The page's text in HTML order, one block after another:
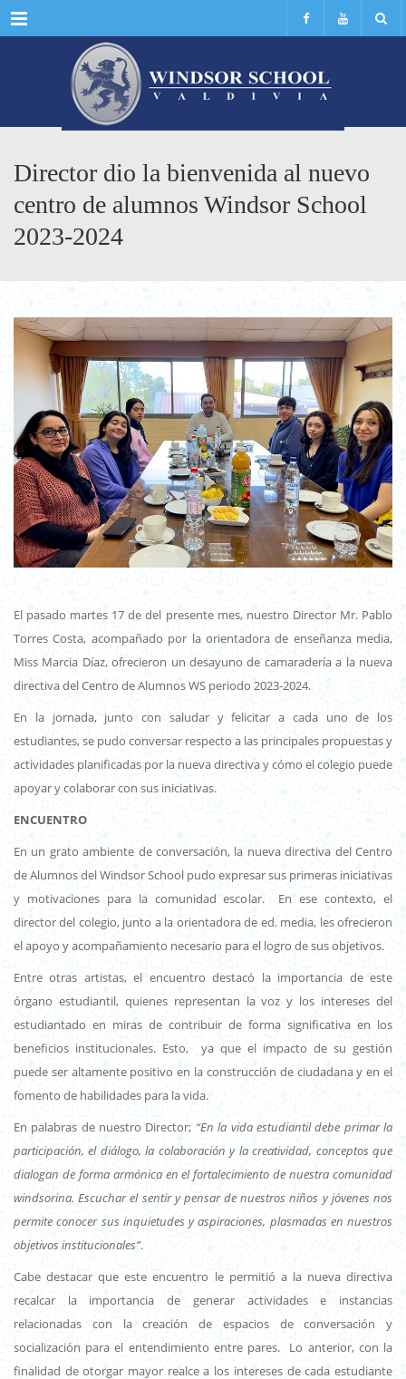
Menu
Director dio la bienvenida al nuevo
centro de alumnos Windsor School
2023-2024
El pasado martes 17 de del presente mes, nuestro Director Mr. Pablo
Torres Costa, acompañado por la orientadora de enseñanza media,
Miss Marcia Díaz, ofrecieron un desayuno de camaradería a la nueva
directiva delCentro de Alumnos WS periodo 2023-2024.
En la jornada, junto con saludar y felicitar a cada uno de los
estudiantes, se pudo conversar respecto a las principales propuestas y
actividades planificadas por la nueva directiva y cómo el colegio puede
apoyar y colaborar con sus iniciativas.
ENCUENTRO
En un grato ambiente de conversación, la nueva directiva del Centro
de Alumnos del Windsor School pudo expresar sus primeras iniciativas
y motivaciones para la comunidad escolar. En ese contexto, el
director del colegio, junto a la orientadora de ed. media, les ofrecieron
el apoyo y acompañamiento necesario para el logro de sus objetivos.
Entre otras artistas, el encuentro destacó la importancia de este
órgano estudiantil, quienes representan la voz y los intereses del
estudiantado en miras de contribuir de forma significativa en los
beneficios institucionales. Esto, ya que el impacto de su gestión
puede ser altamente positivo en la construcción de ciudadana y en el
fomento de habilidades para la vida.
En palabras de nuestro Director;“En la vida estudiantil debe primar la
participación, el diálogo, la colaboración y la creatividad, conceptos que
dialogan de forma armónica en el fortalecimiento de nuestra comunidad
windsorina. Escuchar el sentir y pensar de nuestros niños y jóvenes nos
permite conocer sus inquietudes y aspiraciones, plasmadas en nuestros
objetivos institucionales”.
Cabe destacar que este encuentro le permitió a la nueva directiva
recalcar la importancia de generar actividades e instancias
relacionadas con la creación de espacios de conversación y
socialización para el entendimiento entre pares. Lo anterior, con la
finalidad de otorgar mayor realce a los intereses de cada estudiante